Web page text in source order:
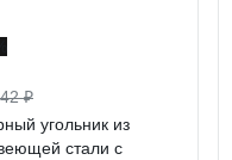
₽
угольник из
стали с